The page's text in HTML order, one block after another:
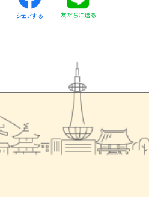
シェアする 友だちに送る